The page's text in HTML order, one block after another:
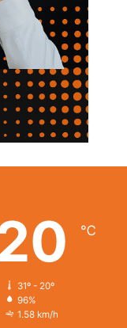
℃
31º - 20º
96%
1.58 km/h